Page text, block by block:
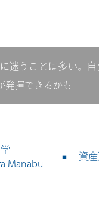
迷うことは多い。
発揮できるかも
Manabu
資産